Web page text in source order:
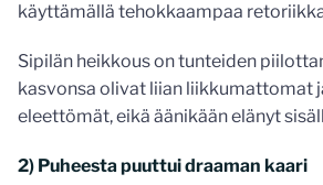
käyttämällä tehokkaampaa
Sipilän heikkous on tunteiden
kasvonsa olivat liian liikkumattomat
eleettömät, eikä äänikään elänyt
2) Puheesta puuttui draaman kaari